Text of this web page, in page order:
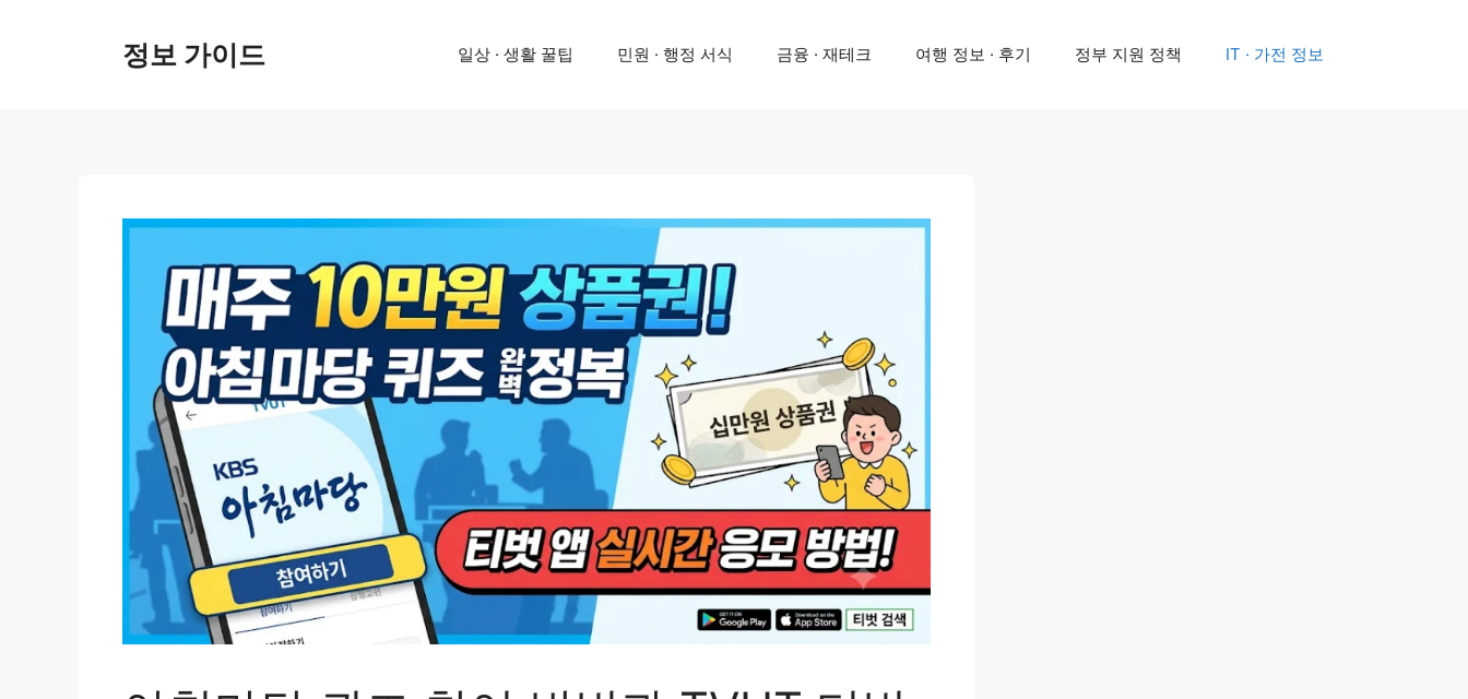
정보 가이드 일상 · 생활 꿀팁 민원 · 행정 서식 금융 · 재테크 여행 정보 · 후기 정부 지원 정책 IT · 가전 정보